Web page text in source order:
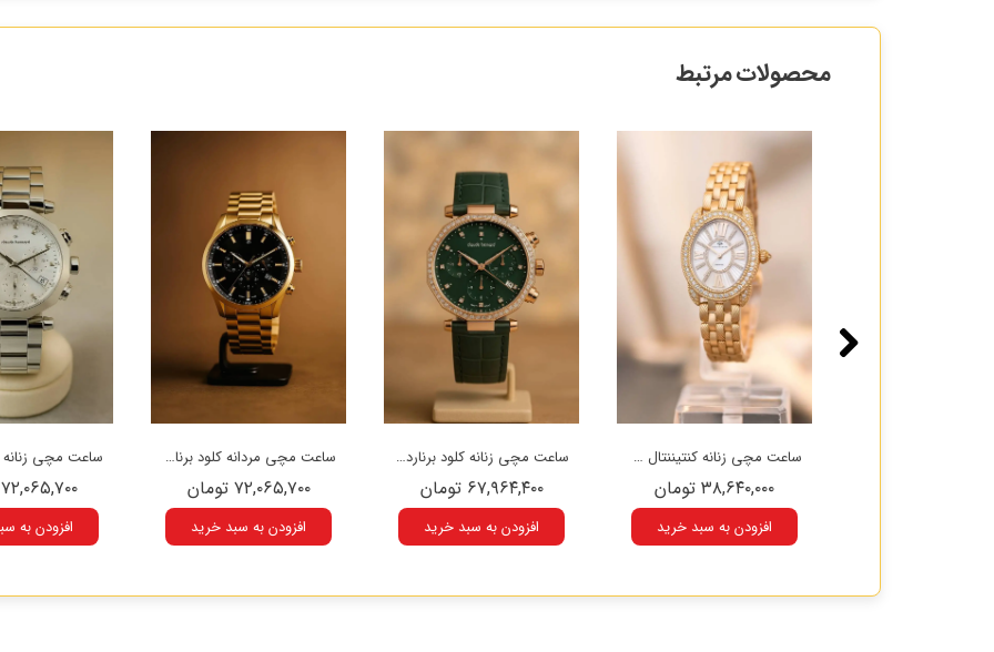
محصولات مرتبط
۷۲,۰۶۵,۷۰۰ تومان
افزودن به
ساعت مچی مردانه کلود برنارد مدل 10222 37JM NID
۷۲,۰۶۵,۷۰۰ تومان
افزودن به سبد خرید
ساعت مچی زنانه کلود برنارد مدل 10260 37RCV VDPR
۶۷,۹۶۴,۴۰۰ تومان
افزودن به سبد خرید
ساعت مچی زنانه کنتیننتال مدل LT202111
۳۸,۶۴۰,۰۰۰ تومان
افزودن به سبد خرید